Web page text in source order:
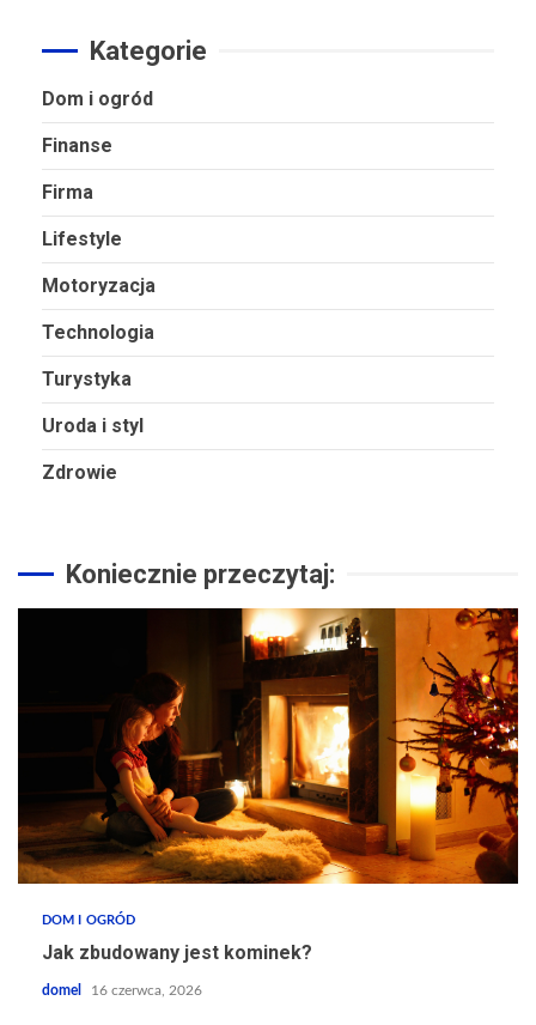
Kategorie
Dom i ogród
Finanse
Firma
Lifestyle
Motoryzacja
Technologia
Turystyka
Uroda i styl
Zdrowie
Koniecznie przeczytaj:
DOM I OGRÓD
Jak zbudowany jest kominek?
domel 16 czerwca, 2026